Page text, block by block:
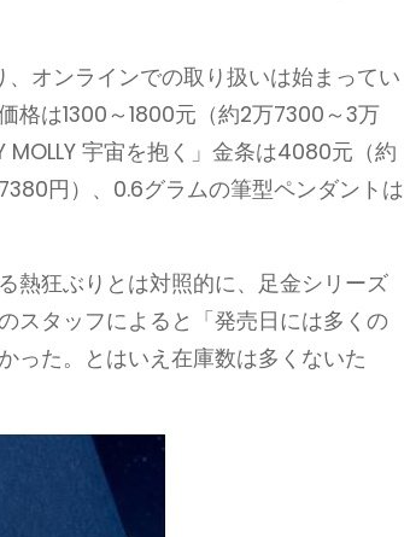
オンラインでの取り扱いは始まってい
格は1300～1800元（約2万7300～3万
宇宙を抱く」金条は4080元（約
円）、0.6グラムの筆型ペンダントは
熱狂ぶりとは対照的に、足金シリーズ
スタッフによると「発売日には多くの
った。とはいえ在庫数は多くないた